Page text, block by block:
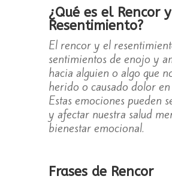
¿Qué es el Rencor
Resentimiento?
El rencor y el
sentimientos de enojo y
hacia alguien o algo que
herido o causado dolor en
Estas emociones pueden
y afectar nuestra salud
bienestar emocional.
Frases de Rencor